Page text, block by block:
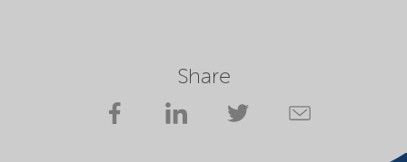
Share